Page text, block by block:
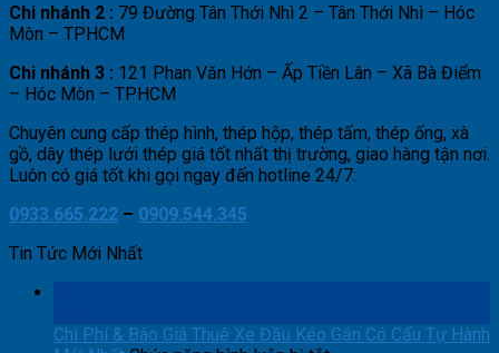
Chi nhánh 2 : 79 Đường Tân Thới Nhì 2 – Tân Thới Nhì – Hóc
Môn – TPHCM
Chi nhánh 3 : 121 Phan Văn Hớn – Ấp Tiền Lân – Xã Bà Điểm
– Hóc Môn – TPHCM
Chuyên cung cấp thép hình, thép hộp, thép tấm, thép ống, xà
gồ, dây thép lưới thép giá tốt nhất thị trường, giao hàng tận nơi.
Luôn có giá tốt khi gọi ngay đến hotline 24/7:
0933.665.222 – 0909.544.345
Tin Tức Mới Nhất
Chi Phí & Báo Giá Thuê Xe Đầu Kéo Gắn Có Cẩu Tự Hành